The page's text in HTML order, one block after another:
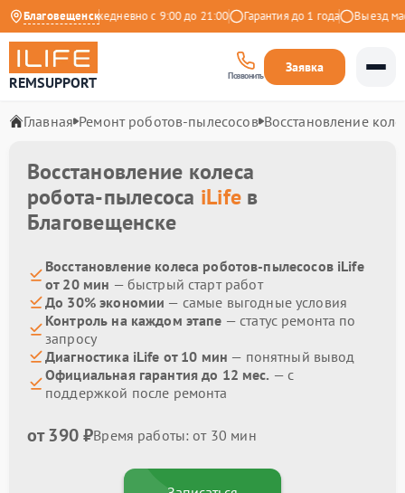
Благовещенск
на Яндекс Ежедневно с 9:00 до 21:00 Гарантия до 1 года Выезд
REMSUPPORT Позвонить
Заявка
Главная Ремонт роботов-пылесосов Восстановление
Восстановление колеса
робота-пылесоса iLife в
Благовещенске
Восстановление колеса роботов-пылесосов iLife
от 20 мин — быстрый старт работ
До 30% экономии — самые выгодные условия
Контроль на каждом этапе — статус ремонта по
запросу
Диагностика iLife от 10 мин — понятный вывод
Официальная гарантия до 12 мес. — с
поддержкой после ремонта
от 390 ₽Время работы: от 30 мин